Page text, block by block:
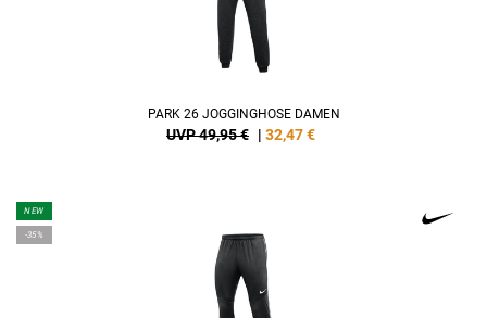
PARK 26 JOGGINGHOSE DAMEN
UVP 49,95 € | 32,47€
NEW
-35%